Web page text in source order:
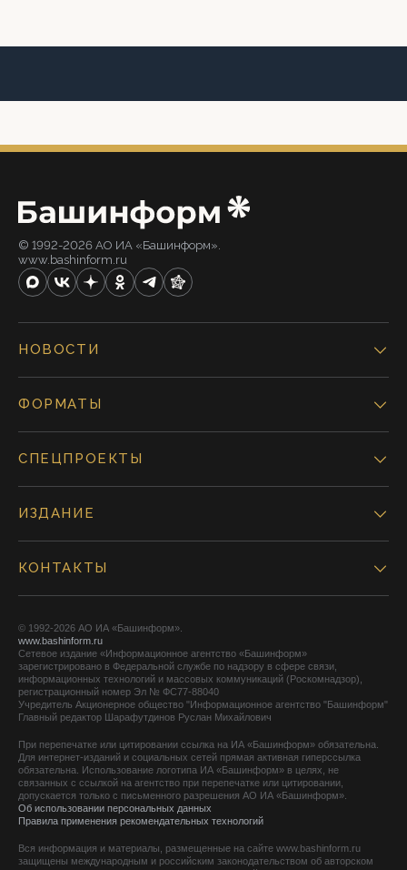
© 1992-2026 АО ИА «Башинформ».
www.bashinform.ru
НОВОСТИ
ФОРМАТЫ
СПЕЦПРОЕКТЫ
ИЗДАНИЕ
КОНТАКТЫ
© 1992-2026 АО ИА «Башинформ».
www.bashinform.ru
Сетевое издание «Информационное агентство «Башинформ»
зарегистрировано в Федеральной службе по надзору в сфере связи,
информационных технологий и массовых коммуникаций (Роскомнадзор),
регистрационный номер Эл № ФС77-88040
Учредитель Акционерное общество "Информационное агентство "Башинформ"
Главный редактор Шарафутдинов Руслан Михайлович
При перепечатке или цитировании ссылка на ИА «Башинформ» обязательна.
Для интернет-изданий и социальных сетей прямая активная гиперссылка
обязательна. Использование логотипа ИА «Башинформ» в целях, не
связанных с ссылкой на агентство при перепечатке или цитировании,
допускается только с письменного разрешения АО ИА «Башинформ».
Об использовании персональных данных
Правила применения рекомендательных технологий
Вся информация и материалы, размещенные на сайте www.bashinform.ru
защищены международным и российским законодательством об авторском